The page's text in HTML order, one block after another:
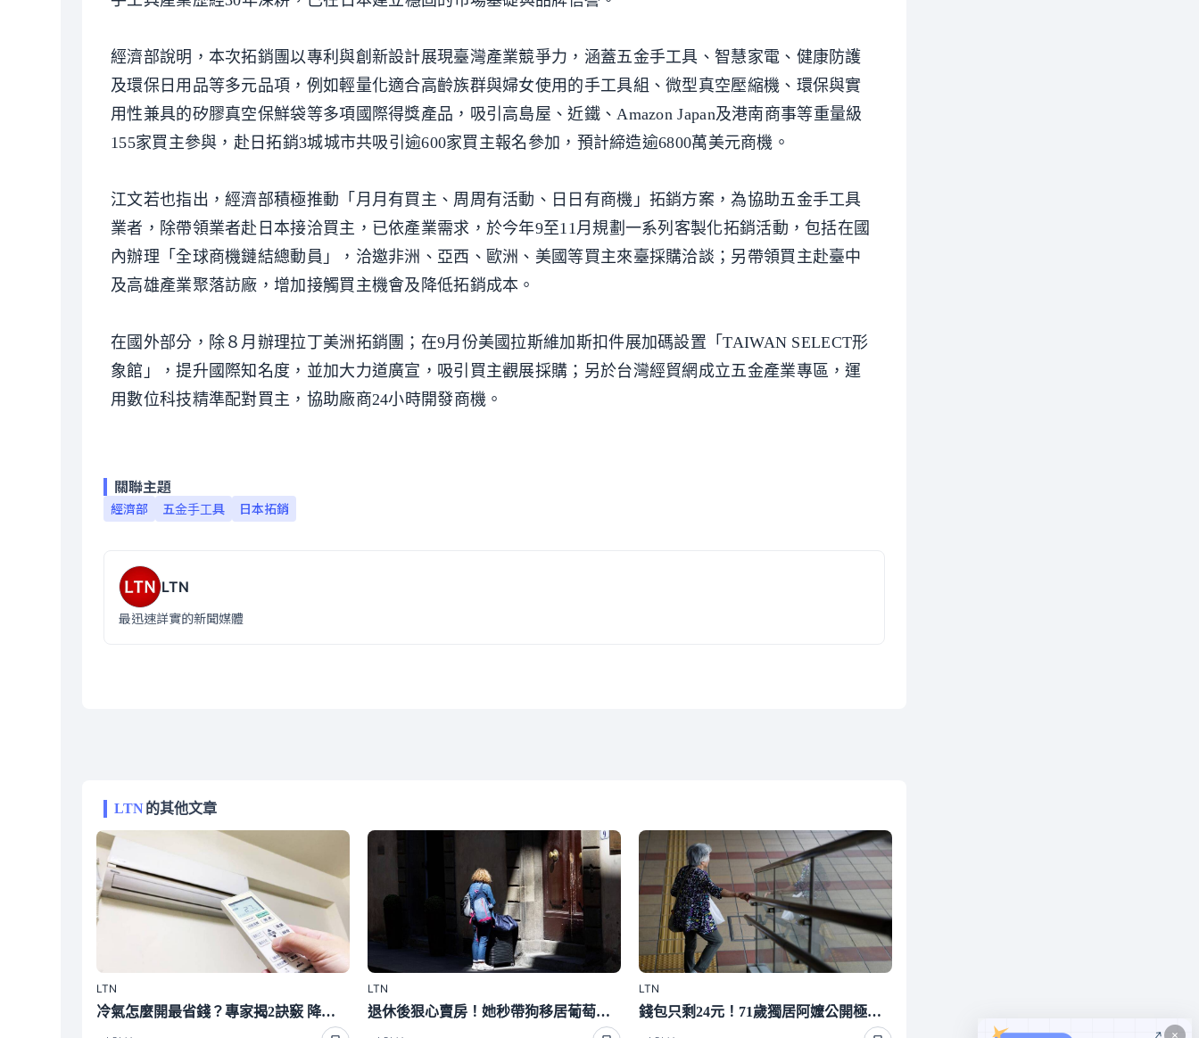
經濟部說明，本次拓銷團以專利與創新設計展現臺灣產業競爭力，涵蓋五金手工具、智慧家電、健康防護
及環保日用品等多元品項，例如輕量化適合高齡族群與婦女使用的手工具組、微型真空壓縮機、環保與實
用性兼具的矽膠真空保鮮袋等多項國際得獎產品，吸引高島屋、近鐵、Amazon Japan及港南商事等重量級
155家買主參與，赴日拓銷3城城市共吸引逾600家買主報名參加，預計締造逾6800萬美元商機。
江文若也指出，經濟部積極推動「月月有買主、周周有活動、日日有商機」拓銷方案，為協助五金手工具
業者，除帶領業者赴日本接洽買主，已依產業需求，於今年9至11月規劃一系列客製化拓銷活動，包括在國
內辦理「全球商機鏈結總動員」，洽邀非洲、亞西、歐洲、美國等買主來臺採購洽談；另帶領買主赴臺中
及高雄產業聚落訪廠，增加接觸買主機會及降低拓銷成本。
在國外部分，除８月辦理拉丁美洲拓銷團；在9月份美國拉斯維加斯扣件展加碼設置「TAIWAN SELECT形
象館」，提升國際知名度，並加大力道廣宣，吸引買主觀展採購；另於台灣經貿網成立五金產業專區，運
用數位科技精準配對買主，協助廠商24小時開發商機。
關聯主題
經濟部 五金手工具 日本拓銷
LTN
最迅速詳實的新聞媒體
LTN的其他文章
LTN
冷氣怎麼開最省錢？專家揭2訣竅 降溫快又省電
LTN
退休後狠心賣房！她秒帶狗移居葡萄牙 如今現況曝光
LTN
錢包只剩24元！71歲獨居阿嬤公開極限省錢術 撐到年金發放日